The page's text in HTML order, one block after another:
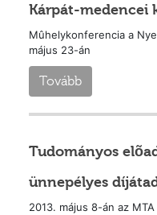
Kárpát-medencei
Mûhelykonferencia a
május 23-án
Tovább
Tudományos
ünnepélyes
2013. május 8-án az